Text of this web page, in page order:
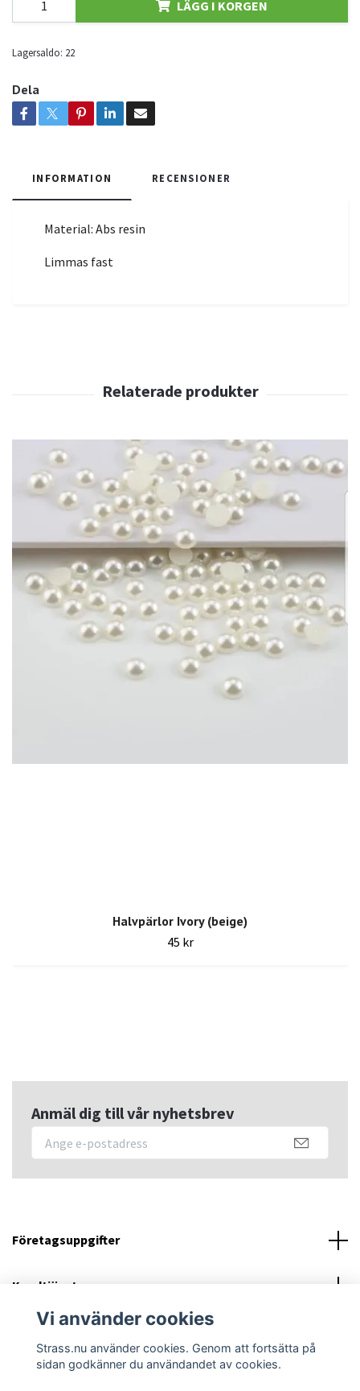
LÄGG I KORGEN
Lagersaldo: 22
Dela
INFORMATION RECENSIONER
Material: Abs resin
Limmas fast
Halvpärlor Ivory (beige)
45 kr
Anmäl dig till vår nyhetsbrev
Företagsuppgifter
Kundtjänst
Vi använder cookies
Strass.nu använder cookies. Genom att fortsätta på
sidan godkänner du användandet av cookies.